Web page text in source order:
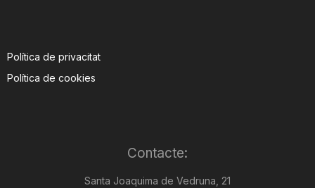
Política de privacitat
Política de cookies
Contacte:
Santa Joaquima de Vedruna, 21